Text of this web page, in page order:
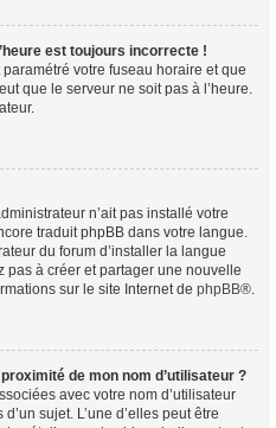
est toujours incorrecte !
votre fuseau horaire et que
que le serveur ne soit pas à l’heure.
n’ait pas installé votre
traduit phpBB dans votre langue.
du forum d’installer la langue
pas à créer et partager une nouvelle
sur le site Internet de phpBB®.
de mon nom d’utilisateur ?
avec votre nom d’utilisateur
sujet. L’une d’elles peut être